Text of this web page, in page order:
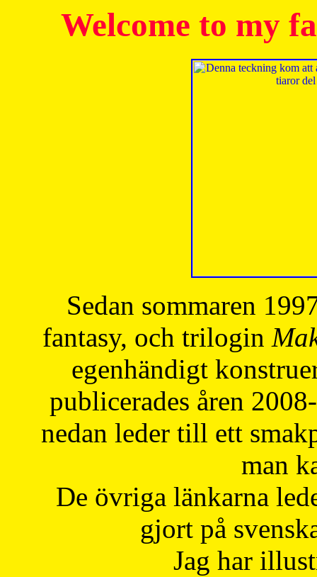
Welcome to my
Sedan sommaren
fantasy, och trilogin
egenhändigt
publicerades åren
nedan leder till ett
man
De övriga länkarna
gjort på
Jag har